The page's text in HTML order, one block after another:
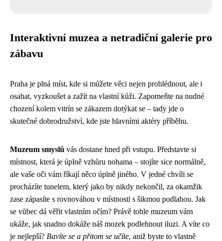
Interaktivní muzea a netradiční galerie pro
zábavu
Praha je plná míst, kde si můžete věci nejen prohlédnout, ale i
osahat, vyzkoušet a zažít na vlastní kůži. Zapomeňte na nudné
chození kolem vitrín se zákazem dotýkat se – tady jde o
skutečné dobrodružství, kde jste hlavními aktéry příběhu.
Muzeum smyslů vás dostane hned při vstupu. Představte si
místnost, která je úplně vzhůru nohama – stojíte sice normálně,
ale vaše oči vám říkají něco úplně jiného. V jedné chvíli se
procházíte tunelem, který jako by nikdy nekončil, za okamžik
zase zápasíte s rovnováhou v místnosti s šikmou podlahou. Jak
se vůbec dá věřit vlastním očím? Právě tohle muzeum vám
ukáže, jak snadno dokáže náš mozek podlehnout iluzi. A víte co
je nejlepší? Bavíte se a přitom se učíte, aniž byste to vlastně